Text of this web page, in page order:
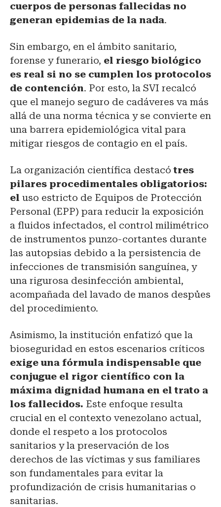
cuerpos de personas fallecidas no
generan epidemias de la nada.
Sin embargo, en el ámbito sanitario,
forense y funerario, el riesgo biológico
es real si no se cumplen los protocolos
de contención. Por esto, la SVI recalcó
que el manejo seguro de cadáveres va más
allá de una norma técnica y se convierte en
una barrera epidemiológica vital para
mitigar riesgos de contagio en el país.
La organización científica destacótres
pilares procedimentales obligatorios:
el uso estricto de Equipos de Protección
Personal (EPP) para reducir la exposición
a fluidos infectados, el control milimétrico
de instrumentos punzo-cortantes durante
las autopsias debido a la persistencia de
infecciones de transmisión sanguínea, y
una rigurosa desinfección ambiental,
acompañada del lavado de manos despu`´es
del procedimiento.
Asimismo, la institución enfatizó que la
bioseguridad en estos escenarios críticos
exige una fórmula indispensable que
conjugue el rigor científico con la
máxima dignidad humana en el trato a
los fallecidos. Este enfoque resulta
crucial en el contexto venezolano actual,
donde el respeto a los protocolos
sanitarios y la preservación de los
derechos de las víctimas y sus familiares
son fundamentales para evitar la
profundización de crisis humanitarias o
sanitarias.